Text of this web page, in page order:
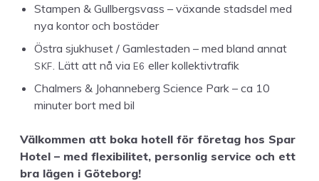
Stam­p­en & Gull­bergsvass – växande stads­del med
nya kon­tor och bostäder
Östra sjukhuset / Gam­lestaden – med bland annat
SKF . Lätt att nå via E6 eller kollektivtrafik
Chalmers & Johan­neberg Sci­ence Park – ca 10
minut­er bort med bil
Välkom­men att boka hotell för före­tag hos Spar
Hotel – med flex­i­bilitet, per­son­lig ser­vice och ett
bra lägen i Göteborg!